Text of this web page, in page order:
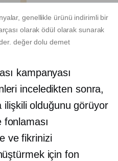
genellikle ürünü indirimli bir
olarak ödül olarak sunarak
değer dolu demet
kampanyası
inceledikten sonra,
ilişkili olduğunu görüyor
ve fikrinizi
için fon